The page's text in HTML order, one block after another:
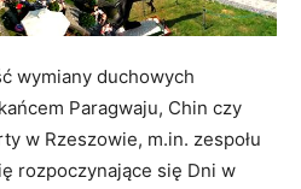
wymiany duchowych
Paragwaju, Chin czy
w Rzeszowie, m.in. zespołu
rozpoczynające się Dni w